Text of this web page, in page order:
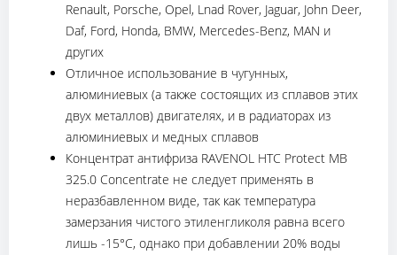
Renault, Porsche, Opel, Lnad Rover, Jaguar, John Deer,
Daf, Ford, Honda, BMW, Mercedes-Benz, MAN и
других
Отличное использование в чугунных,
алюминиевых (а также состоящих из сплавов этих
двух металлов) двигателях, и в радиаторах из
алюминиевых и медных сплавов
Концентрат антифриза RAVENOL HTC Protect MB
325.0 Concentrate не следует применять в
неразбавленном виде, так как температура
замерзания чистого этиленгликоля равна всего
лишь -15°С, однако при добавлении 20% воды